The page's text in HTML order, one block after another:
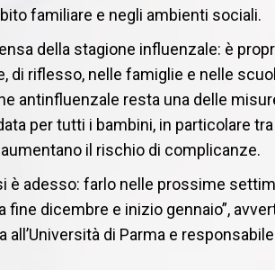
familiare e negli ambienti sociali.
della stagione influenzale: è
di riflesso, nelle famiglie e nelle
antinfluenzale resta una delle
per tutti i bambini, in particolare
il rischio di complicanze.
è adesso: farlo nelle prossime
dicembre e inizio gennaio”,
di Parma e